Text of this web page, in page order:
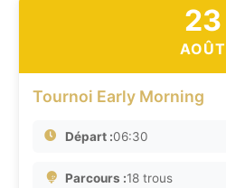
23
AOÛT
Tournoi Early Morning
Départ :06:30
Parcours :18 trous